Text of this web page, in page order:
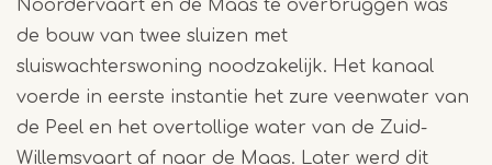
Noordervaart en de Maas te overbruggen was
de bouw van twee sluizen met
sluiswachterswoning noodzakelijk. Het kanaal
voerde in eerste instantie het zure veenwater van
de Peel en het overtollige water van de Zuid-
Willemsvaart af naar de Maas. Later werd dit